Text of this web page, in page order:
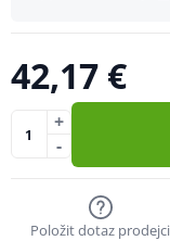
42,17 €
-
+
Položit dotaz prodejci